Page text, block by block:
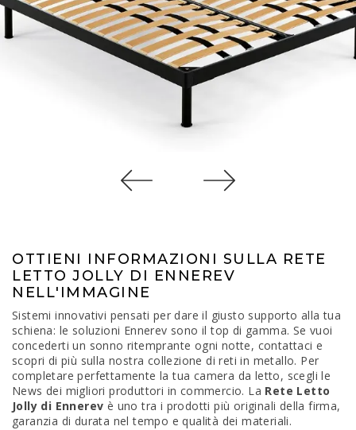
OTTIENI INFORMAZIONI SULLA RETE
LETTO JOLLY DI ENNEREV
NELL'IMMAGINE
Sistemi innovativi pensati per dare il giusto supporto alla tua
schiena: le soluzioni Ennerev sono il top di gamma. Se vuoi
concederti un sonno ritemprante ogni notte, contattaci e
scopri di più sulla nostra collezione di reti in metallo. Per
completare perfettamente la tua camera da letto, scegli le
News dei migliori produttori in commercio. La Rete Letto
Jolly di Ennerev è uno tra i prodotti più originali della firma,
garanzia di durata nel tempo e qualità dei materiali.